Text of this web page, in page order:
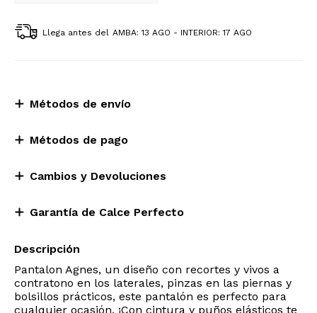
Llega antes del AMBA: 13 AGO - INTERIOR: 17 AGO
Métodos de envío
Métodos de pago
Cambios y Devoluciones
Garantía de Calce Perfecto
Descripción
Pantalon Agnes, un diseño con recortes y vivos a
contratono en los laterales, pinzas en las piernas y
bolsillos prácticos, este pantalón es perfecto para
cualquier ocasión. ¡Con cintura y puños elásticos te